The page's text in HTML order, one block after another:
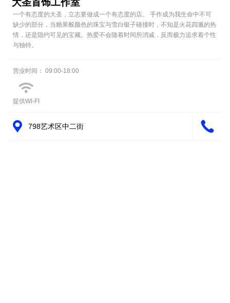
大圣首饰工作室
一个有态度的大圣，立志要做成一个有态度的店。 手作成为我生命中不可
缺少的部分，当糖果般颜色的珠宝与雪白银子碰撞时，不知是火花四溅的热
情，还是隐约可见的宝藏。热爱不会随着时间所消减，反而极力追求着个性
与独特。
营业时间： 09:00-18:00
提供WI-FI
798艺术区中二街